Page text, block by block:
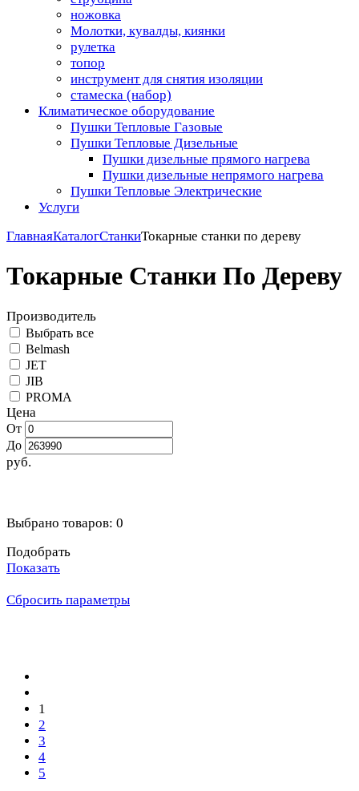
ножовка
Молотки, кувалды, киянки
рулетка
топор
инструмент для снятия изоляции
стамеска (набор)
Климатическое оборудование
Пушки Тепловые Газовые
Пушки Тепловые Дизельные
Пушки дизельные прямого нагрева
Пушки дизельные непрямого нагрева
Пушки Тепловые Электрические
Услуги
ГлавнаяКаталогСтанкиТокарные станки по дереву
Токарные Станки По Дереву
Производитель
Выбрать все
Belmash
JET
JIB
PROMA
Цена
От
До
руб.
Выбрано товаров: 0
Подобрать
Показать
Сбросить параметры
1
2
3
4
5